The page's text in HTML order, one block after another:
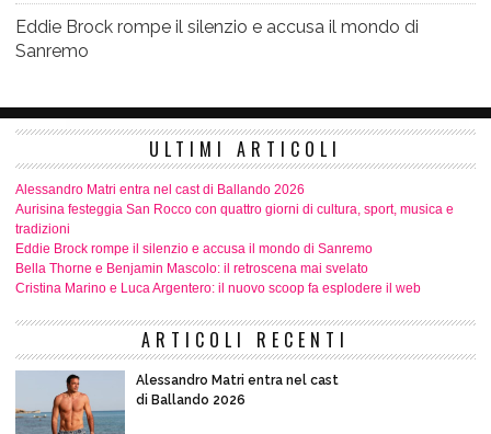
Eddie Brock rompe il silenzio e accusa il mondo di
Sanremo
ULTIMI ARTICOLI
Alessandro Matri entra nel cast di Ballando 2026
Aurisina festeggia San Rocco con quattro giorni di cultura, sport, musica e
tradizioni
Eddie Brock rompe il silenzio e accusa il mondo di Sanremo
Bella Thorne e Benjamin Mascolo: il retroscena mai svelato
Cristina Marino e Luca Argentero: il nuovo scoop fa esplodere il web
ARTICOLI RECENTI
Alessandro Matri entra nel cast
di Ballando 2026